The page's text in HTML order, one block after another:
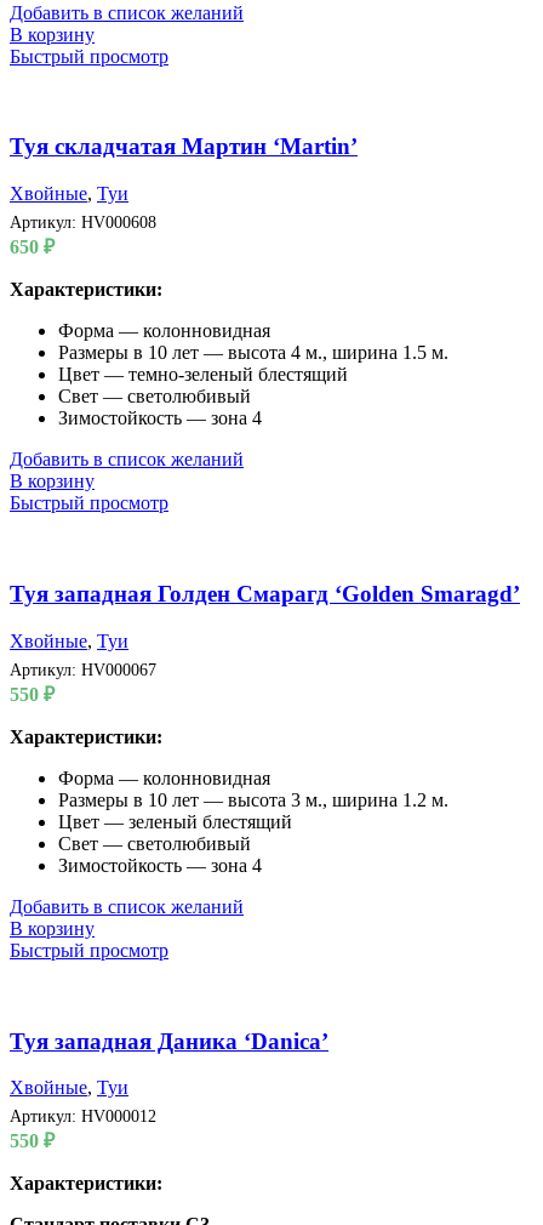
Добавить в список желаний
В корзину
Быстрый просмотр
Туя складчатая Мартин ‘Martin’
Хвойные, Туи
Артикул: HV000608
650 ₽
Характеристики:
Форма — колонновидная
Размеры в 10 лет — высота 4 м., ширина 1.5 м.
Цвет — темно-зеленый блестящий
Свет — светолюбивый
Зимостойкость — зона 4
Добавить в список желаний
В корзину
Быстрый просмотр
Туя западная Голден Смарагд ‘Golden Smaragd’
Хвойные, Туи
Артикул: HV000067
550 ₽
Характеристики:
Форма — колонновидная
Размеры в 10 лет — высота 3 м., ширина 1.2 м.
Цвет — зеленый блестящий
Свет — светолюбивый
Зимостойкость — зона 4
Добавить в список желаний
В корзину
Быстрый просмотр
Туя западная Даника ‘Danica’
Хвойные, Туи
Артикул: HV000012
550 ₽
Характеристики: